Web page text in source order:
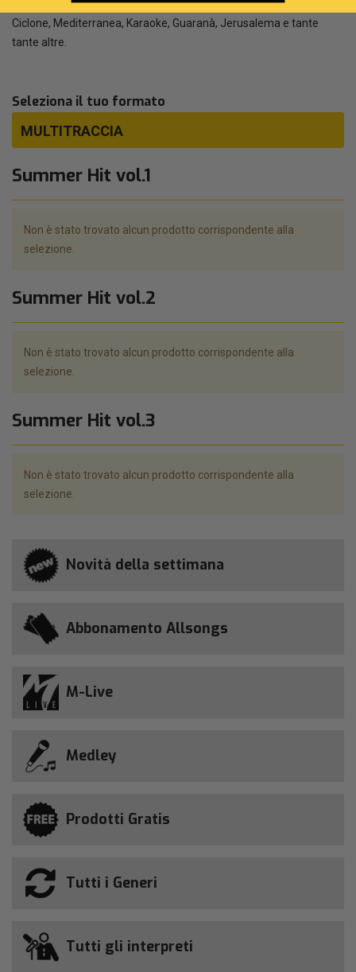
troverai sicuramente le basi musicali della tua estate, come
Ciclone, Mediterranea, Karaoke, Guaranà, Jerusalema e tante
tante altre.
Seleziona il tuo formato
MULTITRACCIA
Summer Hit vol.1
Non è stato trovato alcun prodotto corrispondente alla
selezione.
Summer Hit vol.2
Non è stato trovato alcun prodotto corrispondente alla
selezione.
Summer Hit vol.3
Non è stato trovato alcun prodotto corrispondente alla
selezione.
Novità della settimana
Abbonamento Allsongs
M-Live
Medley
Prodotti Gratis
Tutti i Generi
Tutti gli interpreti